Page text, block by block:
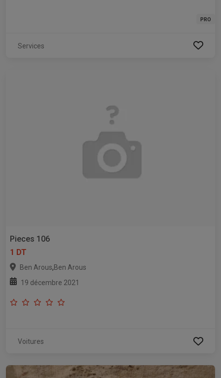
PRO
Services
Pieces 106
1 DT
Ben Arous,Ben Arous
19 décembre 2021
Voitures